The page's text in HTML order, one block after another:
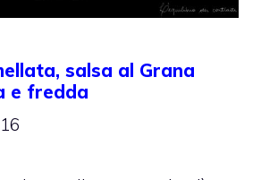
salsa al Grana
e fredda